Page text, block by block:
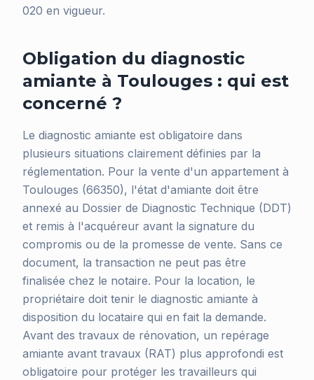
020 en vigueur.
Obligation du diagnostic
amiante à Toulouges : qui est
concerné ?
Le diagnostic amiante est obligatoire dans
plusieurs situations clairement définies par la
réglementation. Pour la vente d'un appartement à
Toulouges (66350), l'état d'amiante doit être
annexé au Dossier de Diagnostic Technique (DDT)
et remis à l'acquéreur avant la signature du
compromis ou de la promesse de vente. Sans ce
document, la transaction ne peut pas être
finalisée chez le notaire. Pour la location, le
propriétaire doit tenir le diagnostic amiante à
disposition du locataire qui en fait la demande.
Avant des travaux de rénovation, un repérage
amiante avant travaux (RAT) plus approfondi est
obligatoire pour protéger les travailleurs qui